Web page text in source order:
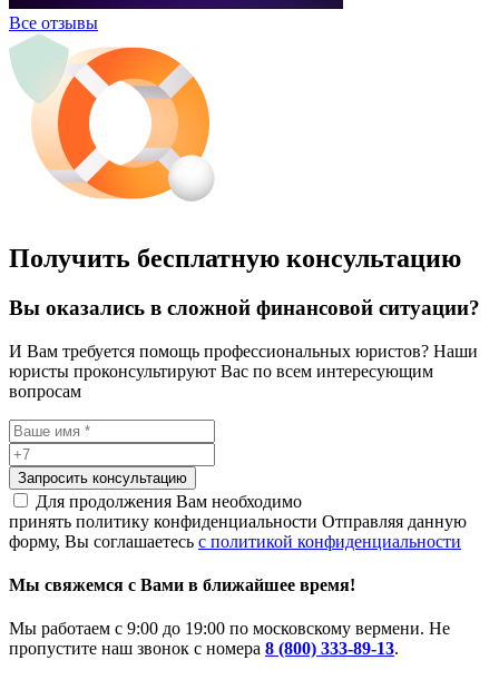
Все отзывы
Получить бесплатную консультацию
Вы оказались в сложной финансовой ситуации?
И Вам требуется помощь профессиональных юристов? Наши
юристы проконсультируют Вас по всем интересующим
вопросам
Запросить консультацию
Для продолжения Вам необходимо
принять политику конфиденциальности Отправляя данную
форму, Вы соглашаетесь с политикой конфиденциальности
Мы свяжемся с Вами в ближайшее время!
Мы работаем с 9:00 до 19:00 по московскому вермени. Не
пропустите наш звонок с номера 8 (800) 333-89-13.